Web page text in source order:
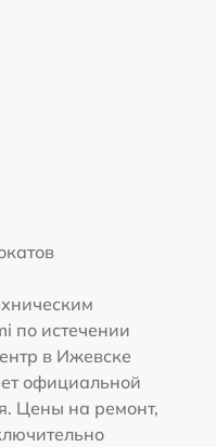
по истечении
в Ижевске
официальной
Цены на ремонт,